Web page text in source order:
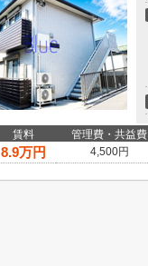
賃料 管理費・共益費
8.9万円 4,500円